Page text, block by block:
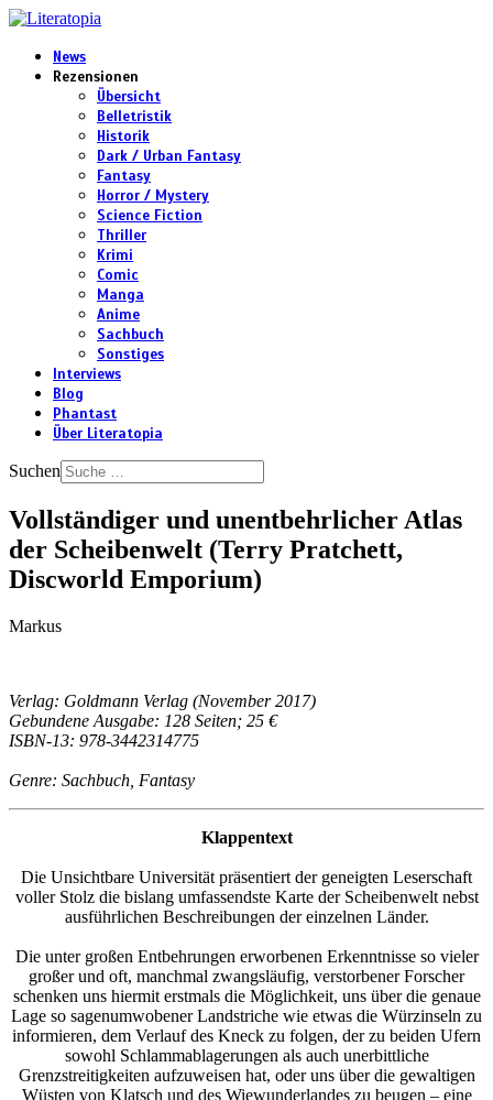
News
Rezensionen
Übersicht
Belletristik
Historik
Dark / Urban Fantasy
Fantasy
Horror / Mystery
Science Fiction
Thriller
Krimi
Comic
Manga
Anime
Sachbuch
Sonstiges
Interviews
Blog
Phantast
Über Literatopia
Suchen
Vollständiger und unentbehrlicher Atlas
der Scheibenwelt (Terry Pratchett,
Discworld Emporium)
Markus
Verlag: Goldmann Verlag (November 2017)
Gebundene Ausgabe: 128 Seiten; 25 €
ISBN-13: 978-3442314775
Genre: Sachbuch, Fantasy
Klappentext
Die Unsichtbare Universität präsentiert der geneigten Leserschaft
voller Stolz die bislang umfassendste Karte der Scheibenwelt nebst
ausführlichen Beschreibungen der einzelnen Länder.
Die unter großen Entbehrungen erworbenen Erkenntnisse so vieler
großer und oft, manchmal zwangsläufig, verstorbener Forscher
schenken uns hiermit erstmals die Möglichkeit, uns über die genaue
Lage so sagenumwobener Landstriche wie etwas die Würzinseln zu
informieren, dem Verlauf des Kneck zu folgen, der zu beiden Ufern
sowohl Schlammablagerungen als auch unerbittliche
Grenzstreitigkeiten aufzuweisen hat, oder uns über die gewaltigen
Wüsten von Klatsch und des Wiewunderlandes zu beugen – eine